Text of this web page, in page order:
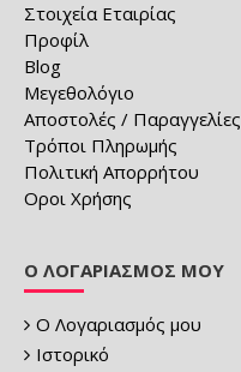
Στοιχεία Εταιρίας
Προφίλ
Blog
Μεγεθολόγιο
Αποστολές / Παραγγελίες
Τρόποι Πληρωμής
Πολιτική Απορρήτου
Οροι Χρήσης
Ο ΛΟΓΑΡΙΑΣΜΌΣ ΜΟΥ
Ο Λογαριασμός μου
Ιστορικό